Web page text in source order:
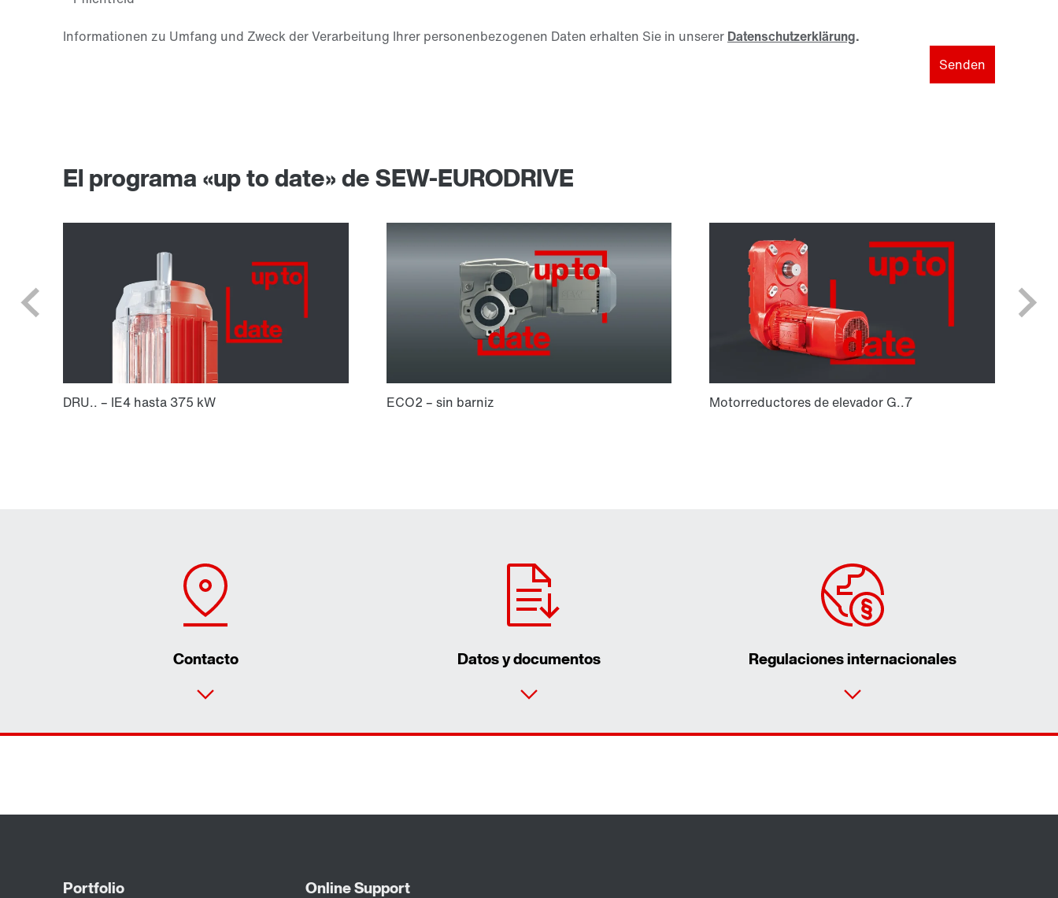
Informationen zu Umfang und Zweck der Verarbeitung Ihrer personenbezogenen Daten erhalten Sie in unserer Datenschutzerklärung.
Senden
El programa «up to date» de SEW-EURODRIVE
Contacto Datos y documentos Regulaciones internacionales